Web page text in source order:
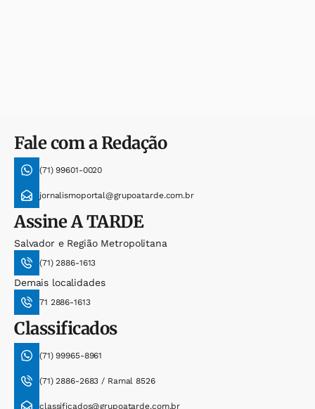
Fale com a Redação
(71) 99601-0020
jornalismoportal@grupoatarde.com.br
AssineA TARDE
Salvador e Região Metropolitana
(71) 2886-1613
Demais localidades
71 2886-1613
Classificados
(71) 99965-8961
(71) 2886-2683 / Ramal 8526
classificados@grupoatarde.com.br